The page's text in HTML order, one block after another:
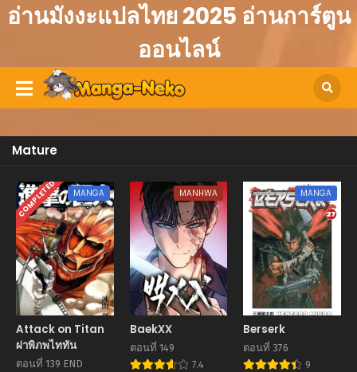
อ่านมังงะแปลไทย 2025 อ่านการ์ตูน
ออนไลน์
Mature
COMPLETED MANGA
Attack on Titan
ผ่าพิภพไททัน
ตอนที่ 139 END
MANHWA
BaekXX
ตอนที่ 149
7.4
MANGA
Berserk
ตอนที่ 376
9